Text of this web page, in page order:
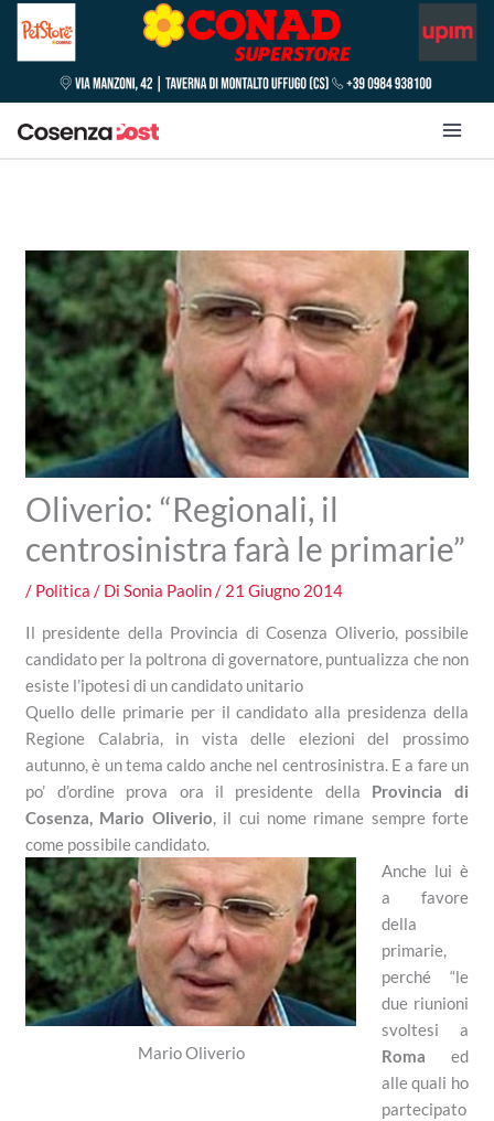
Oliverio: “Regionali, il
centrosinistra farà le primarie”
/ Politica / Di Sonia Paolin / 21 Giugno 2014
Il presidente della Provincia di Cosenza Oliverio, possibile
candidato per la poltrona di governatore, puntualizza che non
esiste l’ipotesi di un candidato unitario
Quello delle primarie per il candidato alla presidenza della
Regione Calabria, in vista delle elezioni del prossimo
autunno, è un tema caldo anche nel centrosinistra. E a fare un
po’ d’ordine prova ora il presidente della Provincia di
Cosenza,
Mario Oliverio , il cui nome rimane sempre forte
come possibile candidato.
Mario Oliverio
Anche lui è
a favore
della
primarie,
perché “le
due riunioni
svoltesi a
Roma ed
alle quali ho
partecipato